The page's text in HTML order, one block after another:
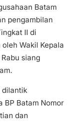
Batam
pengambilan
II di
Wakil Kepala
siang
dilantik
BP Batam Nomor
dan